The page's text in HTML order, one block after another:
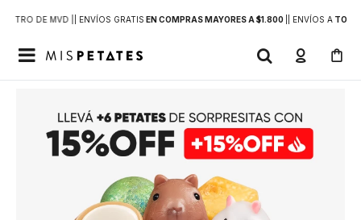
DE MVD | | ENVÍOS GRATIS EN COMPRAS MAYORES A $1.800 | ENVÍOS ATODO
